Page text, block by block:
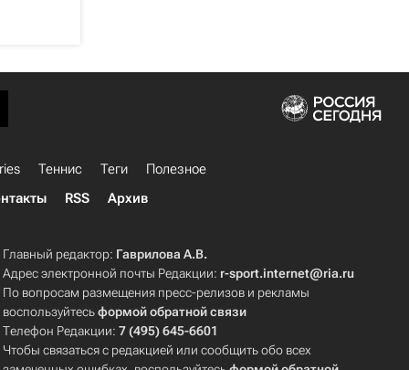
Теннис Теги
Полезное
RSS Архив
Главный редактор: Гаврилова А.В.
Адрес электронной почты Редакции: r-sport.internet@ria.ru
По вопросам размещения пресс-релизов и рекламы
воспользуйтесьформой обратной связи
Телефон Редакции:7 (495) 645-6601
Чтобы связаться с редакцией или сообщить обо всех